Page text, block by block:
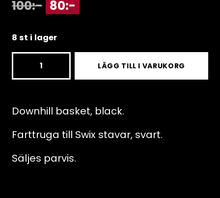
100:- 80:-
8 st i lager
black
LÄGG TILL I VARUKORG
Downhill basket, black.
Farttruga till Swix stavar, svart.
Säljes parvis.